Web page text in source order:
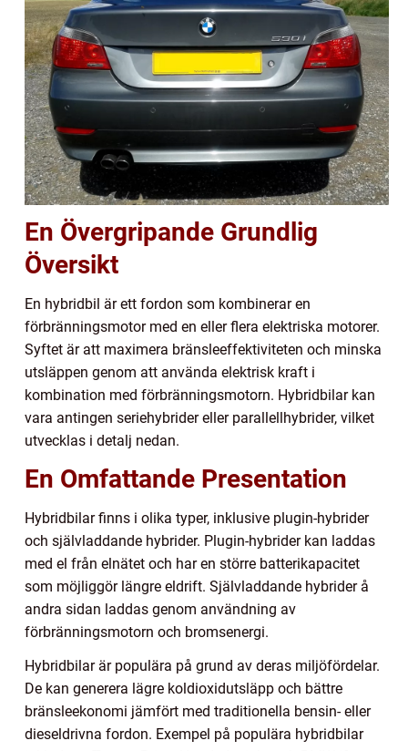
En Övergripande Grundlig
Översikt
En hybridbil är ett fordon som kombinerar en
förbränningsmotor med en eller flera elektriska motorer.
Syftet är att maximera bränsleeffektiviteten och minska
utsläppen genom att använda elektrisk kraft i
kombination med förbränningsmotorn. Hybridbilar kan
vara antingen seriehybrider eller parallellhybrider, vilket
utvecklas i detalj nedan.
En Omfattande Presentation
Hybridbilar finns i olika typer, inklusive plugin-hybrider
och självladdande hybrider. Plugin-hybrider kan laddas
med el från elnätet och har en större batterikapacitet
som möjliggör längre eldrift. Självladdande hybrider å
andra sidan laddas genom användning av
förbränningsmotorn och bromsenergi.
Hybridbilar är populära på grund av deras miljöfördelar.
De kan generera lägre koldioxidutsläpp och bättre
bränsleekonomi jämfört med traditionella bensin- eller
dieseldrivna fordon. Exempel på populära hybridbilar